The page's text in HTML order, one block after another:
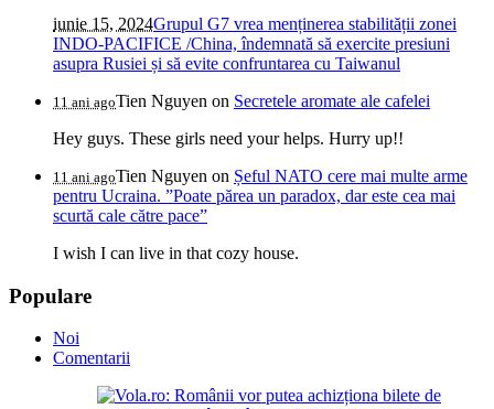
iunie 15, 2024Grupul G7 vrea menținerea stabilității zonei
INDO-PACIFICE /China, îndemnată să exercite presiuni
asupra Rusiei și să evite confruntarea cu Taiwanul
11 ani agoTien Nguyen on Secretele aromate ale cafelei
Hey guys. These girls need your helps. Hurry up!!
11 ani agoTien Nguyen on Șeful NATO cere mai multe arme
pentru Ucraina. ”Poate părea un paradox, dar este cea mai
scurtă cale către pace”
I wish I can live in that cozy house.
Populare
Noi
Comentarii